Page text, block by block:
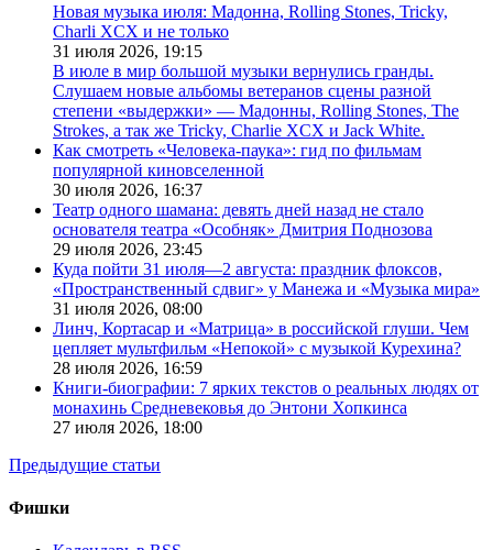
Новая музыка июля: Мадонна, Rolling Stones, Tricky,
Charli XCX и не только
31 июля 2026, 19:15
В июле в мир большой музыки вернулись гранды.
Слушаем новые альбомы ветеранов сцены разной
степени «выдержки» — Мадонны, Rolling Stones, The
Strokes, а так же Tricky, Charlie XCX и Jack White.
Как смотреть «Человека-паука»: гид по фильмам
популярной киновселенной
30 июля 2026, 16:37
Театр одного шамана: девять дней назад не стало
основателя театра «Особняк» Дмитрия Поднозова
29 июля 2026, 23:45
Куда пойти 31 июля—2 августа: праздник флоксов,
«Пространственный сдвиг» у Манежа и «Музыка мира»
31 июля 2026, 08:00
Линч, Кортасар и «Матрица» в российской глуши. Чем
цепляет мультфильм «Непокой» с музыкой Курехина?
28 июля 2026, 16:59
Книги-биографии: 7 ярких текстов о реальных людях от
монахинь Средневековья до Энтони Хопкинса
27 июля 2026, 18:00
Предыдущие статьи
Фишки